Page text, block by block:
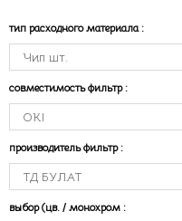
тип расходного материала :
совместимость фильтр :
производитель фильтр :
выбор (цв. / монохром :